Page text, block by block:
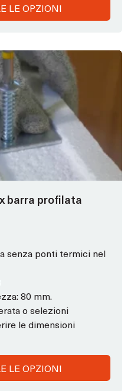
LE OPZIONI
barra profilata
senza ponti termici nel
80 mm.
o selezioni
le dimensioni
LE OPZIONI